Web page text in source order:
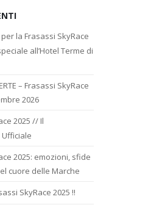
la Frasassi SkyRace
all’Hotel Terme di
– Frasassi SkyRace
2026
2025 // Il
2025: emozioni, sfide
cuore delle Marche
SkyRace 2025 !!